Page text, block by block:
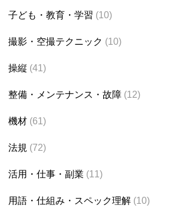
子ども・教育・学習 (10)
撮影・空撮テクニック (10)
操縦 (41)
整備・メンテナンス・故障 (12)
機材 (61)
法規 (72)
活用・仕事・副業 (11)
用語・仕組み・スペック理解 (10)